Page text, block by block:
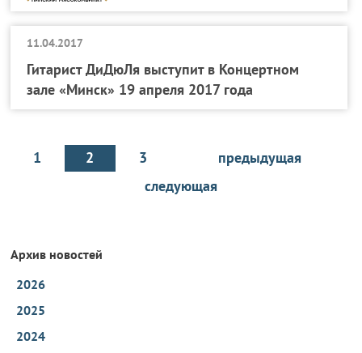
11.04.2017
Гитарист ДиДюЛя выступит в Концертном
зале «Минск» 19 апреля 2017 года
предыдущая
1 2
3
следующая
Архив новостей
2026
2025
2024